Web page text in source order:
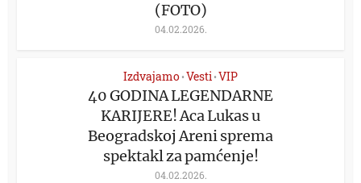
(FOTO)
04.02.2026.
Izdvajamo•Vesti•VIP
40 GODINA LEGENDARNE
KARIJERE! Aca Lukas u
Beogradskoj Areni sprema
spektakl za pamćenje!
04.02.2026.